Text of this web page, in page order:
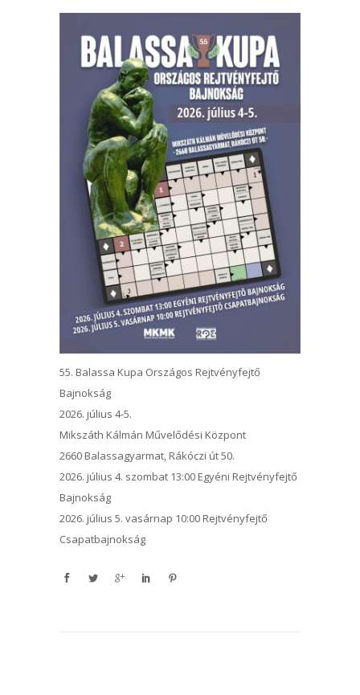
55. Balassa Kupa Országos Rejtvényfejtő
Bajnokság
2026. július 4-5.
Mikszáth Kálmán Művelődési Központ
2660 Balassagyarmat, Rákóczi út 50.
2026. július 4. szombat 13:00 Egyéni Rejtvényfejtő
Bajnokság
2026. július 5. vasárnap 10:00 Rejtvényfejtő
Csapatbajnokság